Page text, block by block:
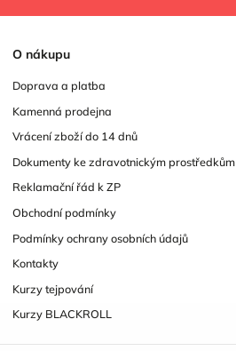
O nákupu
Doprava a platba
Kamenná prodejna
Vrácení zboží do 14 dnů
Dokumenty ke zdravotnickým prostředkům
Reklamační řád k ZP
Obchodní podmínky
Podmínky ochrany osobních údajů
Kontakty
Kurzy tejpování
Kurzy BLACKROLL